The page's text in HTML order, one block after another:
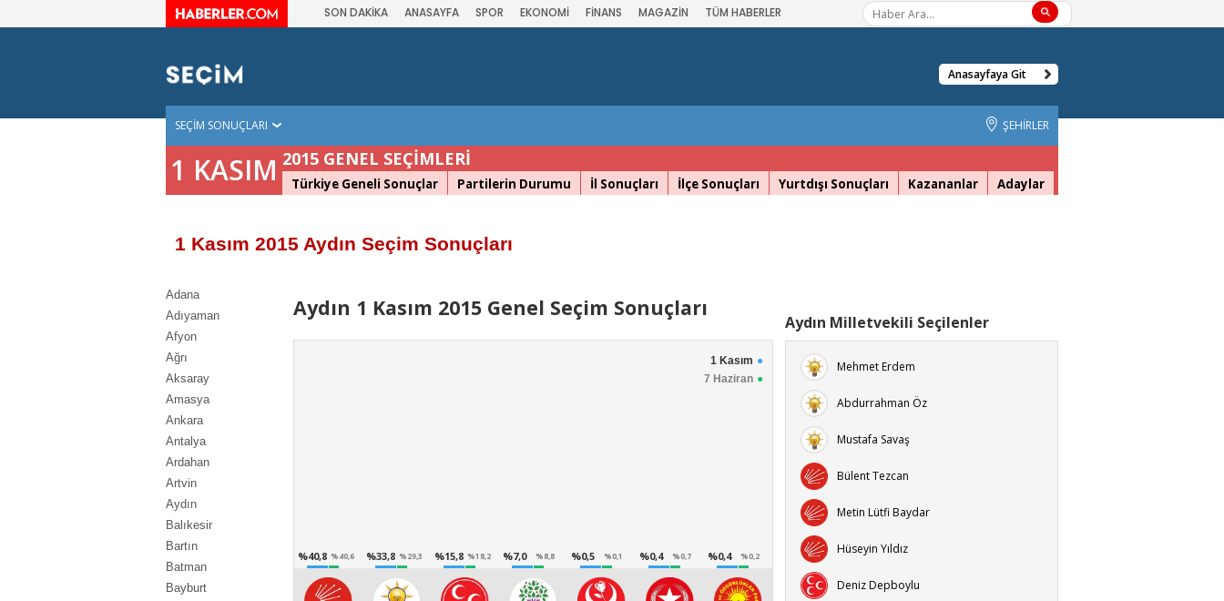
SON DAKİKA ANASAYFA SPOR EKONOMİ FİNANS MAGAZİN TÜM HABERLER
Anasayfaya Git
SEÇİM SONUÇLARI ŞEHİRLER
1 KASIM 2015 GENEL SEÇİMLERİ
Türkiye Geneli Sonuçlar Partilerin Durumu İl Sonuçları İlçe Sonuçları Yurtdışı Sonuçları Kazananlar Adaylar
1 Kasım 2015 Aydın Seçim Sonuçları
Adana
Adıyaman
Afyon
Ağrı
Aksaray
Amasya
Ankara
Antalya
Ardahan
Artvin
Aydın
Balıkesir
Bartın
Batman
Bayburt
Aydın 1 Kasım 2015 Genel Seçim Sonuçları
1 Kasım
7 Haziran
%40,8 %40,6 %33,8 %29,3 %15,8 %18,2 %7,0 %8,8 %0,5 %0,1 %0,4 %0,7 %0,4 %0,2
Aydın Milletvekili Seçilenler
Mehmet Erdem
Abdurrahman Öz
Mustafa Savaş
Bülent Tezcan
Metin Lütfi Baydar
Hüseyin Yıldız
Deniz Depboylu